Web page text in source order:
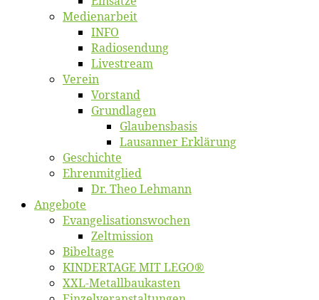
Me­di­en­ar­beit
INFO
Ra­dio­sen­dung
Live­stream
Ver­ein
Vor­stand
Grund­la­gen
Glaubens­ba­sis
Lausan­ner Erklärung
Ge­schich­te
Eh­ren­mit­glied
Dr. Theo Lehmann
An­ge­bo­te
Evangelisa­tions­wo­chen
Zelt­mis­si­on
Bi­bel­ta­ge
KINDERTAGE MIT LEGO®
XXL-Me­­tal­l­­bau­­kas­­ten